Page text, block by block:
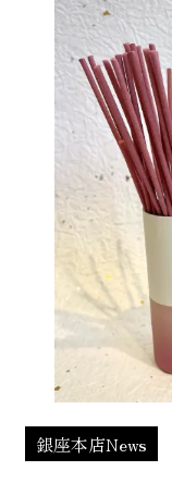
銀座本店News